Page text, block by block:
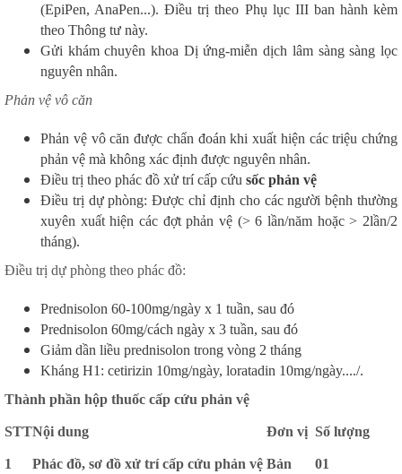
(EpiPen, AnaPen...). Điều trị theo Phụ lục III ban hành kèm
theo Thông tư này.
Gửi khám chuyên khoa Dị ứng-miễn dịch lâm sàng sàng lọc
nguyên nhân.
Phản vệ vô căn
Phản vệ vô căn được chẩn đoán khi xuất hiện các triệu chứng
phản vệ mà không xác định được nguyên nhân.
Điều trị theo phác đồ xử trí cấp cứu sốc phản vệ
Điều trị dự phòng: Được chỉ định cho các người bệnh thường
xuyên xuất hiện các đợt phản vệ (> 6 lần/năm hoặc > 2lần/2
tháng).
Điều trị dự phòng theo phác đồ:
Prednisolon 60-100mg/ngày x 1 tuần, sau đó
Prednisolon 60mg/cách ngày x 3 tuần, sau đó
Giảm dần liều prednisolon trong vòng 2 tháng
Kháng H1: cetirizin 10mg/ngày, loratadin 10mg/ngày..../.
Thành phần hộp thuốc cấp cứu phản vệ
STTNội dung Đơn vị Số lượng
1 Phác đồ, sơ đồ xử trí cấp cứu phản vệ Bản 01